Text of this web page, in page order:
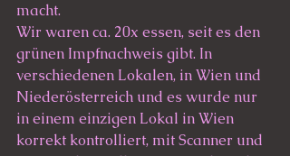
macht.
Wir waren ca. 20x essen, seit es den
grünen Impfnachweis gibt. In
verschiedenen Lokalen, in Wien und
Niederösterreich und es wurde nur
in einem einzigen Lokal in Wien
korrekt kontrolliert, mit Scanner und